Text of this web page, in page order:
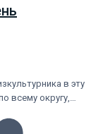
в эту
всему округу,…